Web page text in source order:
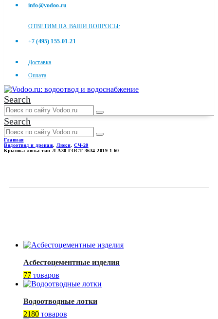
info@vodoo.ru
ОТВЕТИМ НА ВАШИ ВОПРОСЫ:
+7 (495) 155-01-21
Доставка
Оплата
Search
Search
Главная
Водоотвод и дренаж, Люки, СЧ-20
Крышка люка тип Л А30 ГОСТ 3634-2019 1-60
Асбестоцементные изделия
77 товаров
Водоотводные лотки
2180 товаров